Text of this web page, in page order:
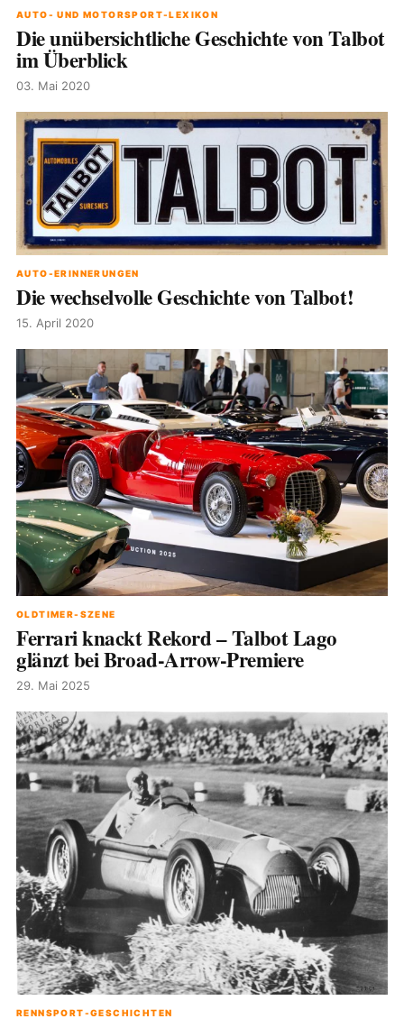
AUTO- UND MOTORSPORT-LEXIKON
Die unübersichtliche Geschichte von Talbot
im Überblick
03. Mai 2020
AUTO-ERINNERUNGEN
Die wechselvolle Geschichte von Talbot!
15. April 2020
OLDTIMER-SZENE
Ferrari knackt Rekord – Talbot Lago
glänzt bei Broad-Arrow-Premiere
29. Mai 2025
RENNSPORT-GESCHICHTEN